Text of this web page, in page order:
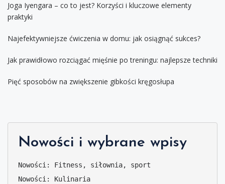
Joga Iyengara – co to jest? Korzyści i kluczowe elementy
praktyki
Najefektywniejsze ćwiczenia w domu: jak osiągnąć sukces?
Jak prawidłowo rozciągać mięśnie po treningu: najlepsze techniki
Pięć sposobów na zwiększenie gibkości kręgosłupa
Nowości i wybrane wpisy
Nowości: Fitness, siłownia, sport
Nowości: Kulinaria